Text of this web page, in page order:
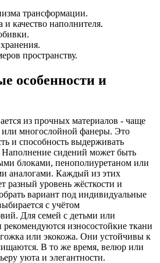
трансформации.
и качество наполнителя.
пространству.
особенности и
из прочных материалов - чаще
или многослойной фанеры. Это
и способность выдерживать
Наполнение сидений может быть
блоками, пенополиуретаном или
аналогами. Каждый из этих
разный уровень жёсткости и
вариант под индивидуальные
с учётом
Для семей с детьми или
износостойкие ткани
или экокожа. Они устойчивы к
В то же время, велюр или
уюта и элегантности.